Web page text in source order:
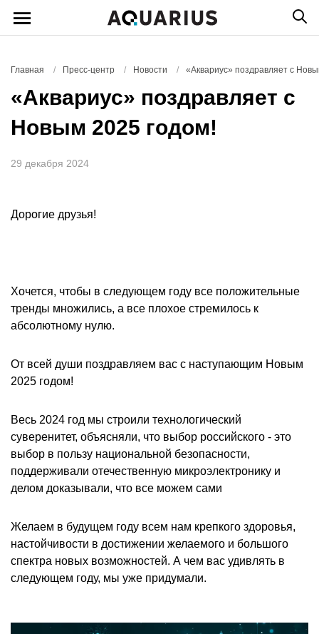
Главная / Пресс-центр / Новости / «Аквариус» поздравляет с
«Аквариус» поздравляет с
Новым 2025 годом!
29 декабря 2024
Дорогие друзья!
Хочется, чтобы в следующем году все положительные
тренды множились, а все плохое стремилось к
абсолютному нулю.
От всей души поздравляем вас с наступающим Новым
2025 годом!
Весь 2024 год мы строили технологический
суверенитет, объясняли, что выбор российского - это
выбор в пользу национальной безопасности,
поддерживали отечественную микроэлектронику и
делом доказывали, что все можем сами
Желаем в будущем году всем нам крепкого здоровья,
настойчивости в достижении желаемого и большого
спектра новых возможностей. А чем вас удивлять в
следующем году, мы уже придумали.